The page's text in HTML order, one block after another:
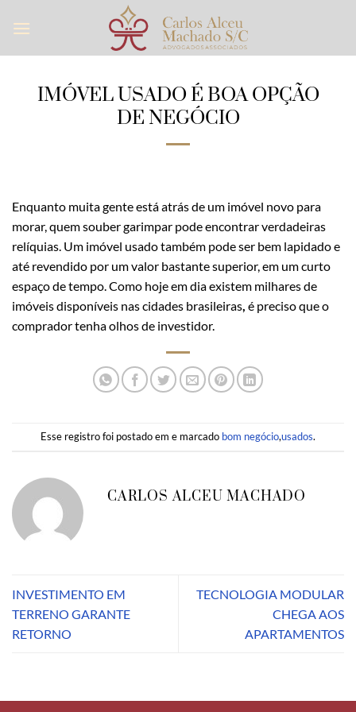
IMÓVEL USADO É BOA OPÇÃO
DE NEGÓCIO
Enquanto muita gente está atrás de um imóvel novo para
morar, quem souber garimpar pode encontrar verdadeiras
relíquias. Um imóvel usado também pode ser bem lapidado e
até revendido por um valor bastante superior, em um curto
espaço de tempo. Como hoje em dia existem milhares de
imóveis disponíveis nas cidades brasileiras é preciso que o
comprador tenha olhos de investidor.
Esse registro foi postado em e marcado bom negócio,usados.
CARLOS ALCEU MACHADO
INVESTIMENTO EM
TERRENO GARANTE
RETORNO
TECNOLOGIA MODULAR
CHEGA AOS
APARTAMENTOS